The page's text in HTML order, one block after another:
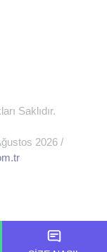
Saklıdır.
2026 /